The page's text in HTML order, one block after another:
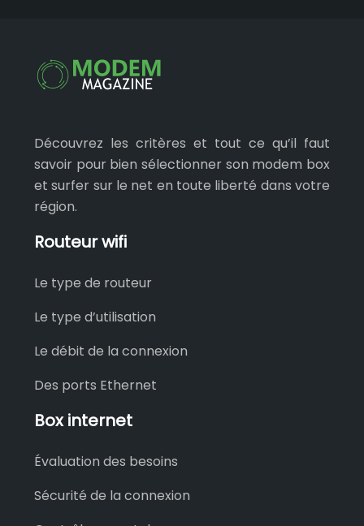
Découvrez les critères et tout ce qu’il faut
savoir pour bien sélectionner son modem box
et surfer sur le net en toute liberté dans votre
région.
Routeur wifi
Le type de routeur
Le type d’utilisation
Le débit de la connexion
Des ports Ethernet
Box internet
Évaluation des besoins
Sécurité de la connexion